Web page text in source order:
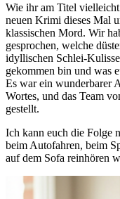
Wie ihr am Titel
neuen Krimi dieses Mal
klassischen Mord. Wir
gesprochen, welche
idyllischen Schlei-
gekommen bin und was
Es war ein wunderbarer
Wortes, und das Team
gestellt.
Ich kann euch die Folge
beim Autofahren, beim
auf dem Sofa reinhören